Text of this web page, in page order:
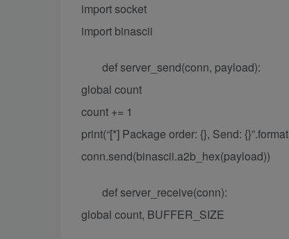
import socket
import binascii
def server_send(conn, payload):
global count
count += 1
print(“[*] Package order: {}, Send:
conn.send(binascii.a2b_hex(payload))
def server_receive(conn):
global count, BUFFER_SIZE